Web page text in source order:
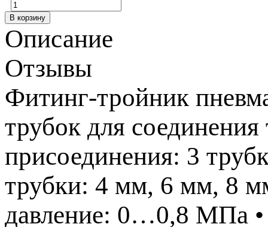
В корзину
Описание
Отзывы
Фитинг-тройник
трубок для
присоединения: 3
трубки: 4 мм, 6 мм, 8
давление: 0…0,8 МПа •